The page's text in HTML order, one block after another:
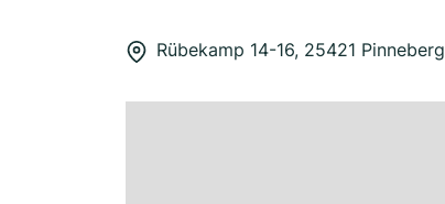
Rübekamp 14-16, 25421 Pinneberg